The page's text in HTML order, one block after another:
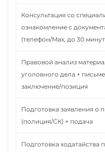
Консультация со
ознакомление с
(телефон/Max, до 30
Правовой анализ
уголовного дела +
заключение/позиция
Подготовка заявления о
(полиция/СК) + подача
Подготовка ходатайства